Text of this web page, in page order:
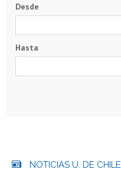
Desde
Hasta
NOTICIAS U. DE CHILE